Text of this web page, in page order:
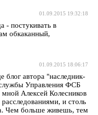
01.09.2015 19:32:18
- постукивать в
обкаканный,
01.09.2015 18:06:17
блог автора "наследник-
Управления ФСБ
Алексей Колесников
и столь
Чем больше живешь, тем